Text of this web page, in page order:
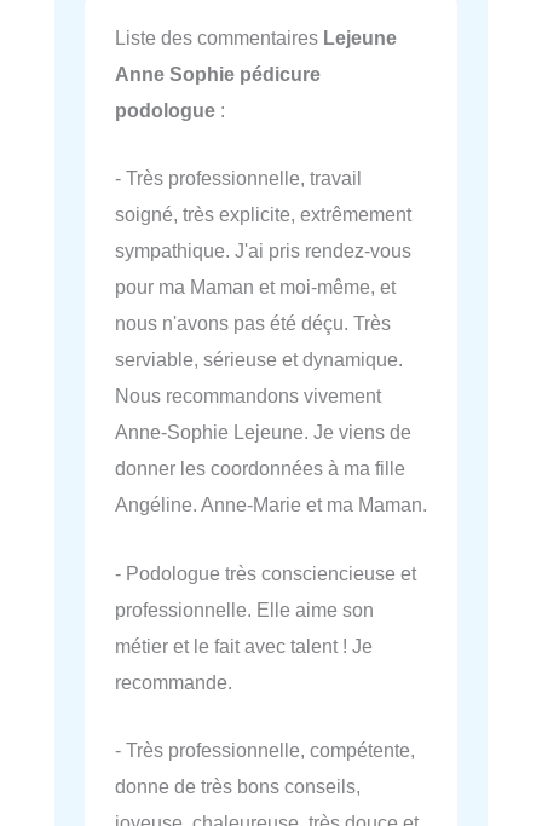
Liste des commentaires Lejeune
Anne Sophie pédicure
podologue :
- Très professionnelle, travail
soigné, très explicite, extrêmement
sympathique. J'ai pris rendez-vous
pour ma Maman et moi-même, et
nous n'avons pas été déçu. Très
serviable, sérieuse et dynamique.
Nous recommandons vivement
Anne-Sophie Lejeune. Je viens de
donner les coordonnées à ma fille
Angéline. Anne-Marie et ma Maman.
- Podologue très consciencieuse et
professionnelle. Elle aime son
métier et le fait avec talent ! Je
recommande.
- Très professionnelle, compétente,
donne de très bons conseils,